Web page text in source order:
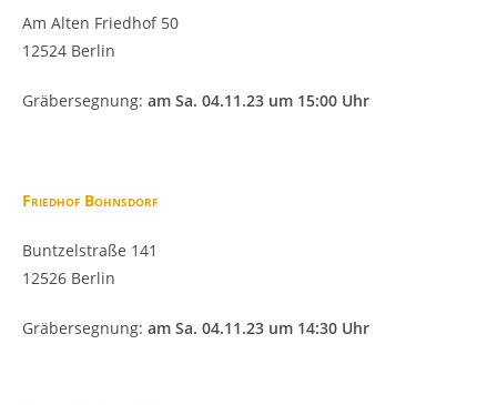
Am Alten Friedhof 50
12524 Berlin
Gräbersegnung: am Sa. 04.11.23 um 15:00 Uhr
Friedhof Bohnsdorf
Buntzelstraße 141
12526 Berlin
Gräbersegnung: am Sa. 04.11.23 um 14:30 Uhr